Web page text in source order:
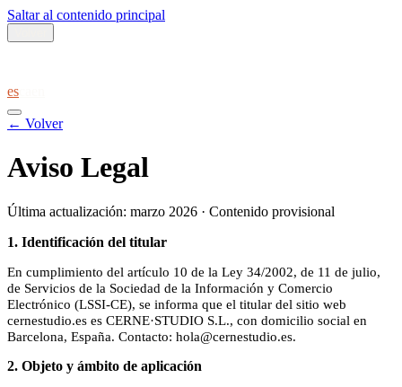
Saltar al contenido principal
es
← Volver
Aviso Legal
Última actualización: marzo 2026 · Contenido provisional
1. Identificación del titular
En cumplimiento del artículo 10 de la Ley 34/2002, de 11 de julio,
de Servicios de la Sociedad de la Información y Comercio
Electrónico (LSSI-CE), se informa que el titular del sitio web
cernestudio.es es CERNE·STUDIO S.L., con domicilio social en
Barcelona, España. Contacto: hola@cernestudio.es.
2. Objeto y ámbito de aplicación